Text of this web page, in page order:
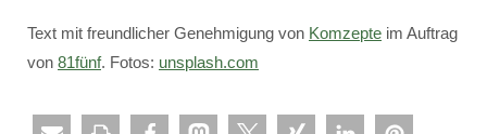
Text mit freundlicher Genehmigung von Komzepte im Auftrag
von 81fünf. Fotos: unsplash.com